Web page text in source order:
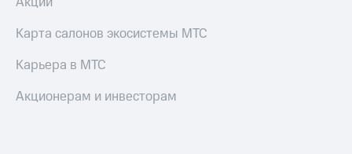
Карта салонов экосистемы МТС
Карьера в МТС
Акционерам и инвесторам